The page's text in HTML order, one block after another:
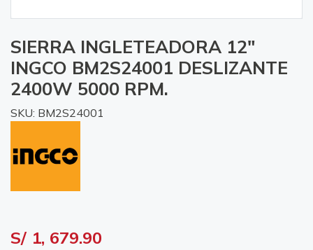
SIERRA INGLETEADORA 12"
INGCO BM2S24001 DESLIZANTE
2400W 5000 RPM.
SKU: BM2S24001
S/ 1, 679.90